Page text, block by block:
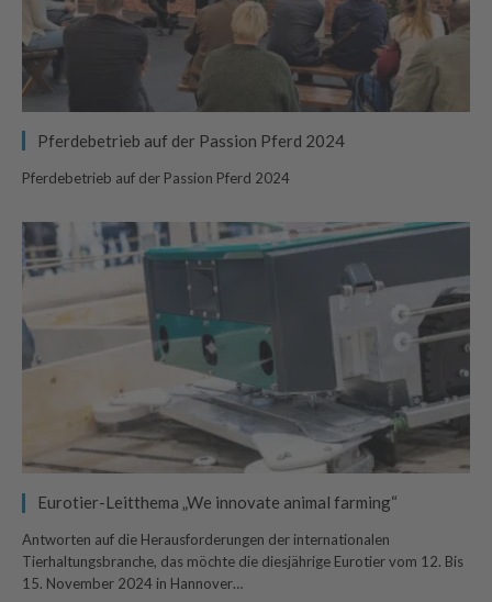
Pferdebetrieb auf der Passion Pferd 2024
Pferdebetrieb auf der Passion Pferd 2024
Eurotier-Leitthema „We innovate animal farming“
Antworten auf die Herausforderungen der internationalen
Tierhaltungsbranche, das möchte die diesjährige Eurotier vom 12. Bis
15. November 2024 in Hannover…